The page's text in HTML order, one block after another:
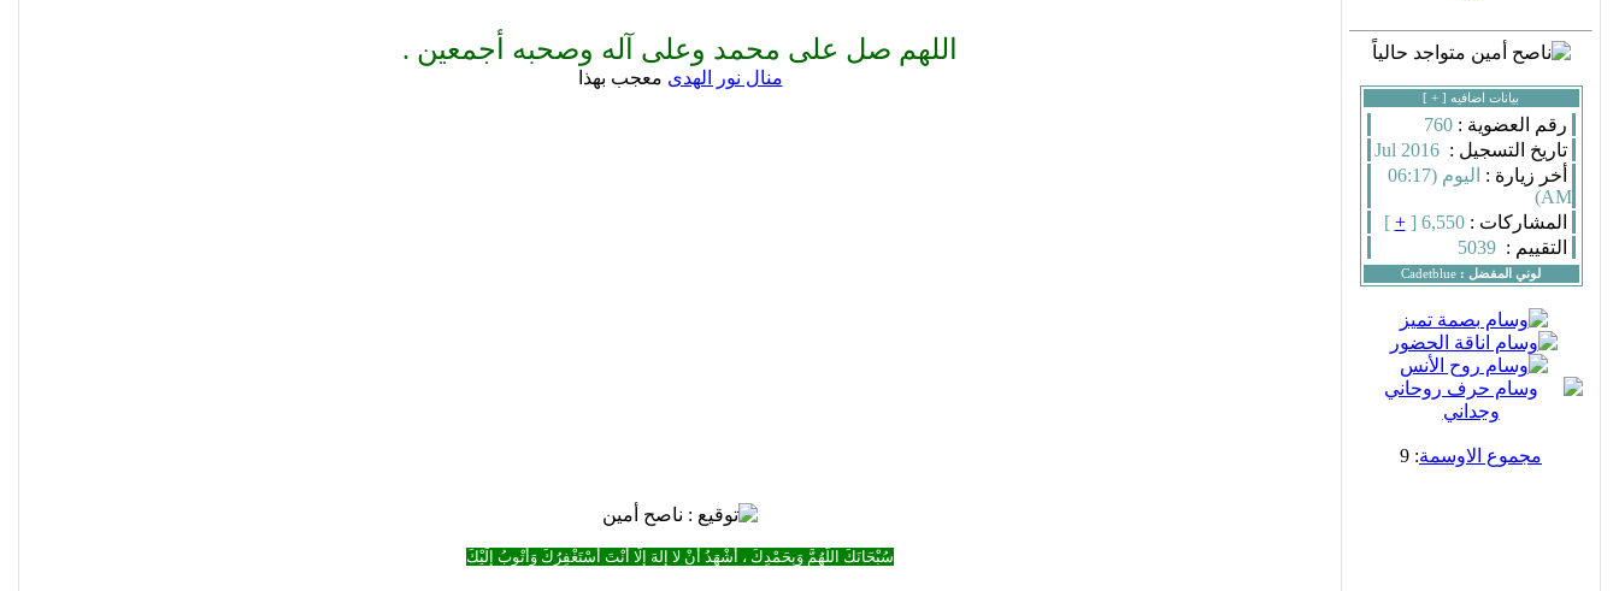
بيانات اضافيه [ +
]
رقم العضوية : 760
تاريخ التسجيل :Jul 2016
أخر زيارة :
اليوم (06:17
AM)
المشاركات : 6,550 [
+
]
التقييم :5039
لوني المفضل : Cadetblue
مجموع الاوسمة: 9
اللهم صل على محمد وعلى آله وصحبه أجمعين .
منال نور الهدى معجب بهذا
سُبْحَانَكَ اللَّهُمَّ وَبِحَمْدِكَ ، أَشْهَدُ أَنْ لا إِلهَ إِلَّا أَنْتَ أَسْتَغْفِرُكَ وَأَتْوبُ إِلَيْكَ